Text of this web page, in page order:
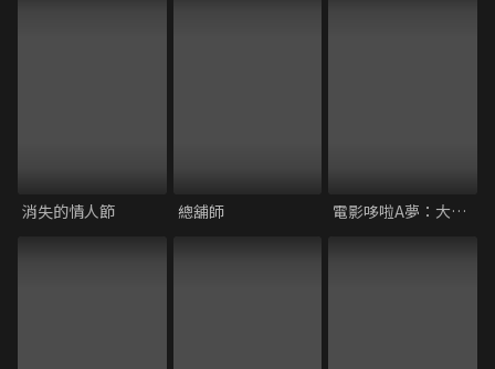
消失的情人節 總舖師 電影哆啦A夢：大雄的祕密道具博物館